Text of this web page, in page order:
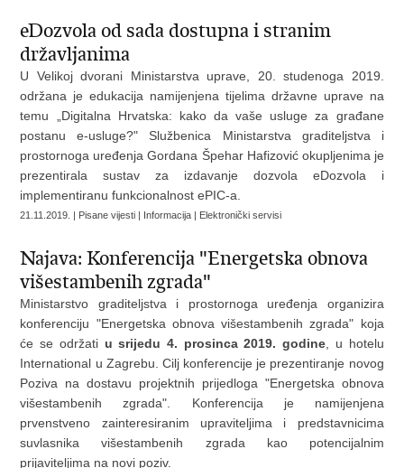
eDozvola od sada dostupna i stranim
državljanima
U Velikoj dvorani Ministarstva uprave, 20. studenoga 2019.
održana je edukacija namijenjena tijelima državne uprave na
temu „Digitalna Hrvatska: kako da vaše usluge za građane
postanu e-usluge?" Službenica Ministarstva graditeljstva i
prostornoga uređenja Gordana Špehar Hafizović okupljenima je
prezentirala sustav za izdavanje dozvola eDozvola i
implementiranu funkcionalnost ePIC-a.
21.11.2019. | Pisane vijesti | Informacija | Elektronički servisi
Najava: Konferencija "Energetska obnova
višestambenih zgrada"
Ministarstvo graditeljstva i prostornoga uređenja organizira
konferenciju "Energetska obnova višestambenih zgrada" koja
će se održati u srijedu 4. prosinca 2019. godine , u hotelu
International u Zagrebu. Cilj konferencije je prezentiranje novog
Poziva na dostavu projektnih prijedloga "Energetska obnova
višestambenih zgrada". Konferencija je namijenjena
prvenstveno zainteresiranim upraviteljima i predstavnicima
suvlasnika višestambenih zgrada kao potencijalnim
prijaviteljima na novi poziv.